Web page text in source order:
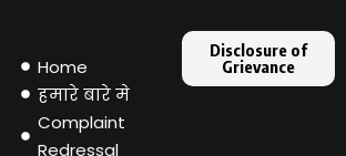
Home
हमारे बारे मे
Complaint
Redressal
Disclosure of
Grievance